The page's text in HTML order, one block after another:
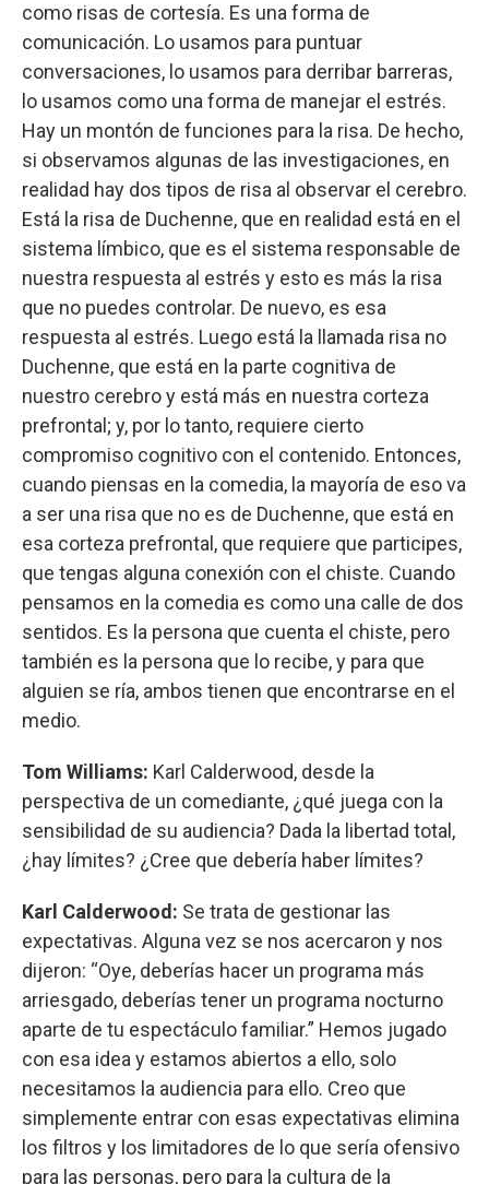
como risas de cortesía. Es una forma de
comunicación. Lo usamos para puntuar
conversaciones, lo usamos para derribar barreras,
lo usamos como una forma de manejar el estrés.
Hay un montón de funciones para la risa. De hecho,
si observamos algunas de las investigaciones, en
realidad hay dos tipos de risa al observar el cerebro.
Está la risa de Duchenne, que en realidad está en el
sistema límbico, que es el sistema responsable de
nuestra respuesta al estrés y esto es más la risa
que no puedes controlar. De nuevo, es esa
respuesta al estrés. Luego está la llamada risa no
Duchenne, que está en la parte cognitiva de
nuestro cerebro y está más en nuestra corteza
prefrontal; y, por lo tanto, requiere cierto
compromiso cognitivo con el contenido. Entonces,
cuando piensas en la comedia, la mayoría de eso va
a ser una risa que no es de Duchenne, que está en
esa corteza prefrontal, que requiere que participes,
que tengas alguna conexión con el chiste. Cuando
pensamos en la comedia es como una calle de dos
sentidos. Es la persona que cuenta el chiste, pero
también es la persona que lo recibe, y para que
alguien se ría, ambos tienen que encontrarse en el
medio.
Tom Williams: Karl Calderwood, desde la
perspectiva de un comediante, ¿qué juega con la
sensibilidad de su audiencia? Dada la libertad total,
¿hay límites? ¿Cree que debería haber límites?
Karl Calderwood: Se trata de gestionar las
expectativas. Alguna vez se nos acercaron y nos
dijeron: “Oye, deberías hacer un programa más
arriesgado, deberías tener un programa nocturno
aparte de tu espectáculo familiar.” Hemos jugado
con esa idea y estamos abiertos a ello, solo
necesitamos la audiencia para ello. Creo que
simplemente entrar con esas expectativas elimina
los filtros y los limitadores de lo que sería ofensivo
para las personas, pero para la cultura de la